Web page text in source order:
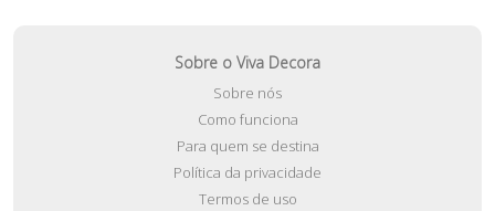
Sobre o Viva Decora
Sobre nós
Como funciona
Para quem se destina
Política da privacidade
Termos de uso